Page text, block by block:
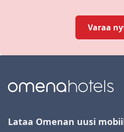
Varaa
Lataa Omenan uusi